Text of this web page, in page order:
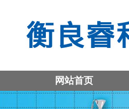
网站首页